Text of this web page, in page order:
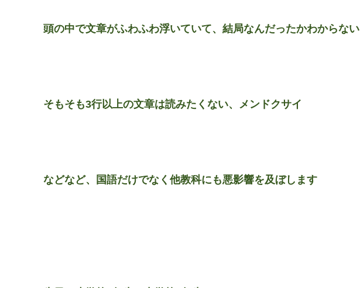
頭の中で文章がふわふわ浮いていて、結局なんだったかわからない
そもそも3行以上の文章は読みたくない、メンドクサイ
などなど、国語だけでなく他教科にも悪影響を及ぼします